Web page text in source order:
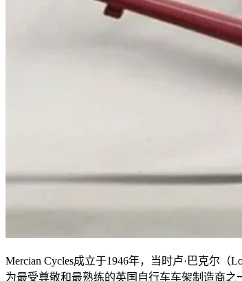
Mercian Cycles成立于1946年，当时卢·巴克尔
为最受尊敬和最熟练的英国自行车车架制造商之